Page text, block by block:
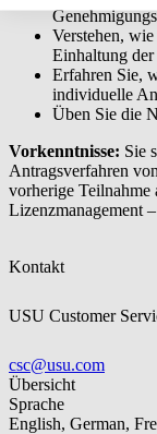
Verstehen,
Einhaltung
Erfahren Sie,
individuelle
Üben Sie die
Vorkenntnisse: Sie
Antragsverfahren
vorherige
Lizenzmanagement
Kontakt
USU Customer
csc@usu.com
Übersicht
Sprache
English, German,